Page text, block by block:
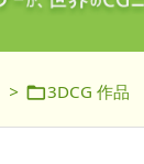
> 3DCG 作品